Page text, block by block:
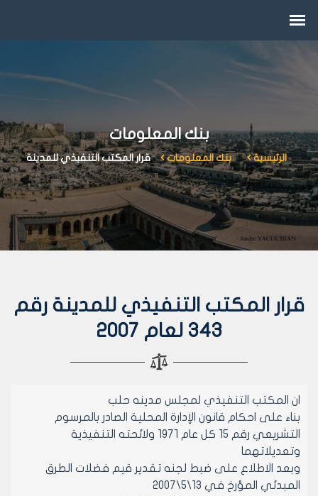
بنك المعلومات
الرئيسية بنك المعلومات قرار المكتب التنفيذي للمدينة
قرار المكتب التنفيذي للمدينة رقم
343 لعام 2007
ان المكتب التنفيذي لمجلس مدينه حلب
بناء على احكام قانون الإدارة المحلية الصادر بالمرسوم
التشريعي رقم 15 كل عام 1971 ولائحته التنفيذية
وتعديلاتهما
وبعد الاطلاع على ضبط لجنه تقدير قيم فضلات الطرق
المبدئي المؤرخ في 13\5\2007